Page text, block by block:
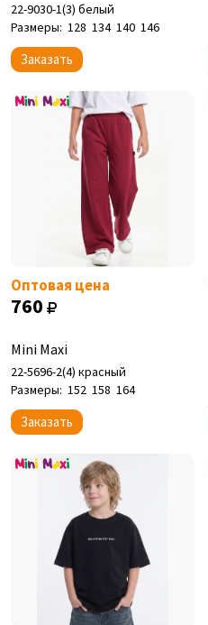
22-9030-1(3) белый
Размеры: 128 134 140 146
Заказать
Оптовая цена
760
Mini Maxi
22-5696-2(4) красный
Размеры: 152 158 164
Заказать